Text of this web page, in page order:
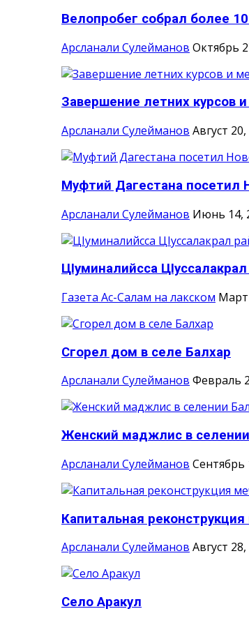
Велопробег собрал более
Арсланали Сулейманов Октябрь
Завершение летних курсов
Арсланали Сулейманов Август
Муфтий Дагестана посетил
Арсланали Сулейманов Июнь 14,
ЦIуминалийсса
Газета Ас-Салам на лакском Март
Сгорел дом в селе Балхар
Арсланали Сулейманов Февраль
Женский маджлис в
Арсланали Сулейманов Сентябрь
Капитальная
Арсланали Сулейманов Август
Село Аракул